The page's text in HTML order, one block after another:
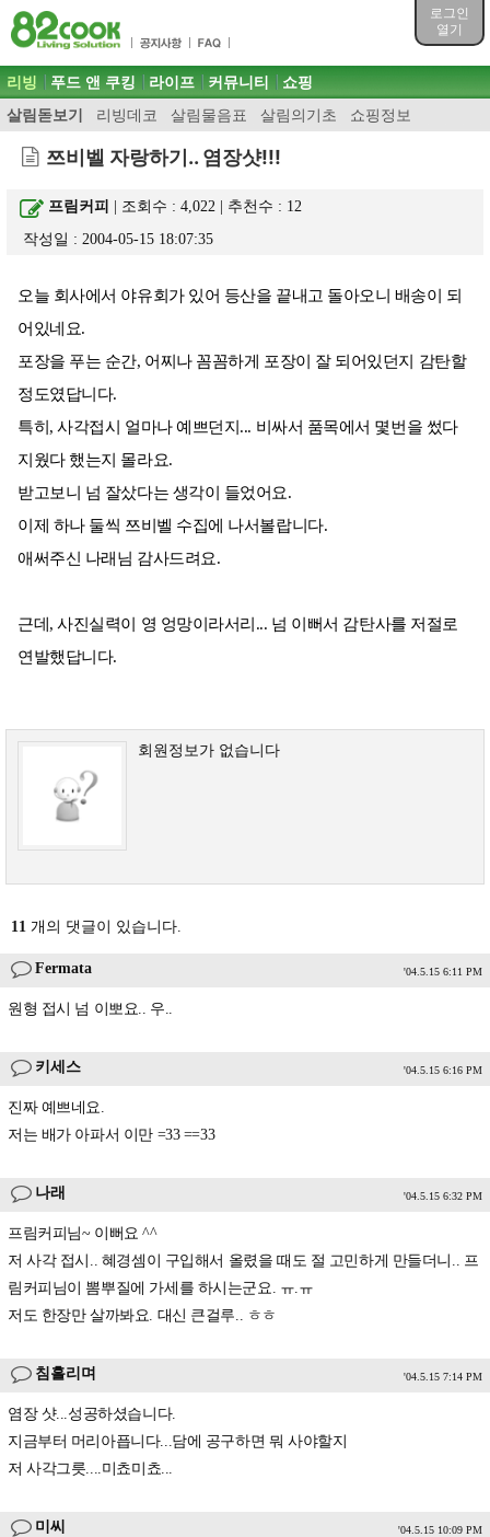
로그인
열기
목차
주메뉴 바로가기
컨텐츠 바로가기
검색 바로가기
로그인 바로가기
주메뉴
리빙
살림돋보기 리빙데코 살림물음표 살림의기초 쇼핑정보
푸드 앤 쿠킹 라이프 커뮤니티 쇼핑
쯔비벨 자랑하기.. 염장샷!!!
프림커피 | 조회수 : 4,022 | 추천수 : 12
작성일 : 2004-05-15 18:07:35
오늘 회사에서 야유회가 있어 등산을 끝내고 돌아오니 배송이 되
어있네요.
포장을 푸는 순간, 어찌나 꼼꼼하게 포장이 잘 되어있던지 감탄할
정도였답니다.
특히, 사각접시 얼마나 예쁘던지... 비싸서 품목에서 몇번을 썼다
지웠다 했는지 몰라요.
받고보니 넘 잘샀다는 생각이 들었어요.
이제 하나 둘씩 쯔비벨 수집에 나서볼랍니다.
애써주신 나래님 감사드려요.
근데, 사진실력이 영 엉망이라서리... 넘 이뻐서 감탄사를 저절로
연발했답니다.
회원정보가 없습니다
11 개의 댓글이 있습니다.
Fermata '04.5.15 6:11 PM
원형 접시 넘 이뽀요.. 우..
키세스 '04.5.15 6:16 PM
진짜 예쁘네요.
저는 배가 아파서 이만 =33 ==33
나래 '04.5.15 6:32 PM
프림커피님~ 이뻐요 ^^
저 사각 접시.. 혜경셈이 구입해서 올렸을 때도 절 고민하게 만들더니.. 프
림커피님이 뽐뿌질에 가세를 하시는군요. ㅠ.ㅠ
저도 한장만 살까봐요. 대신 큰걸루.. ㅎㅎ
침흘리며 '04.5.15 7:14 PM
염장 샷...성공하셨습니다.
지금부터 머리아픕니다...담에 공구하면 뭐 사야할지
저 사각그릇....미쵸미쵸...
미씨 '04.5.15 10:09 PM